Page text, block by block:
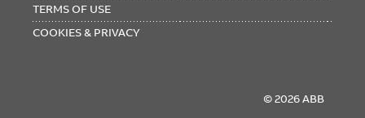
TERMS OF USE
COOKIES & PRIVACY
© 2026 ABB